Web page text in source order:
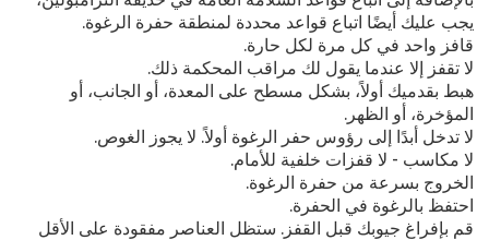
يجب عليك أيضًا اتباع قواعد محددة لمنطقة حفرة الرغوة.
قافز واحد في كل مرة لكل حارة.
لا تقفز إلا عندما يقول لك مراقب المحكمة ذلك.
هبط بقدميك أولاً، بشكل مسطح على المعدة، أو الجانب، أو
المؤخرة، أو الظهر.
لا تدخل أبدًا إلى رؤوس حفر الرغوة أولاً. لا يجوز الغوص.
لا مكاسب - لا قفزات خلفية للأمام.
الخروج بسرعة من حفرة الرغوة.
احتفظ بالرغوة في الحفرة.
قم بإفراغ جيوبك قبل القفز. ستظل العناصر مفقودة على الأقل